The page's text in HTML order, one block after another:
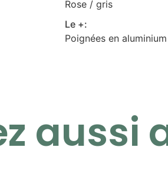
Rose / gris
Le +:
Poignées en
aussi